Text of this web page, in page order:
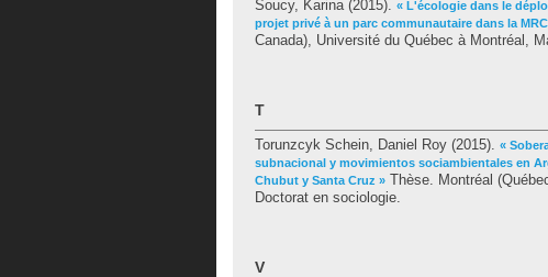
Soucy, Karina(2015). « L'écologie dans le
projet privé à un parc communautaire dans la
Canada), Université du Québec à Montréal,
T
Torunzcyk Schein, Daniel Roy (2015). «
subnacional y movimientos sociambientales en
Chubut y Santa Cruz » Thèse. Montréal
Doctorat en sociologie.
V